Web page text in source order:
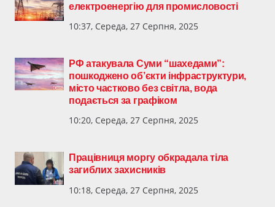
електроенергію для промисловості
10:37, Середа, 27 Серпня, 2025
РФ атакувала Суми “шахедами”:
пошкоджено об’єкти інфраструктури,
місто частково без світла, вода
подається за графіком
10:20, Середа, 27 Серпня, 2025
Працівниця моргу обкрадала тіла
загиблих захисників
10:18, Середа, 27 Серпня, 2025